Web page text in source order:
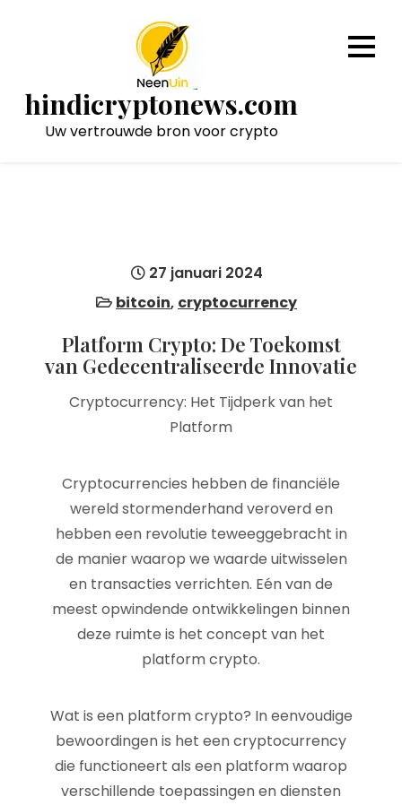
hindicryptonews.com
Uw vertrouwde bron voor crypto
27 januari 2024
bitcoin, cryptocurrency
Platform Crypto: De Toekomst
van Gedecentraliseerde Innovatie
Cryptocurrency: Het Tijdperk van het
Platform
Cryptocurrencies hebben de financiële
wereld stormenderhand veroverd en
hebben een revolutie teweeggebracht in
de manier waarop we waarde uitwisselen
en transacties verrichten. Eén van de
meest opwindende ontwikkelingen binnen
deze ruimte is het concept van het
platform crypto.
Wat is een platform crypto? In eenvoudige
bewoordingen is het een cryptocurrency
die functioneert als een platform waarop
verschillende toepassingen en diensten